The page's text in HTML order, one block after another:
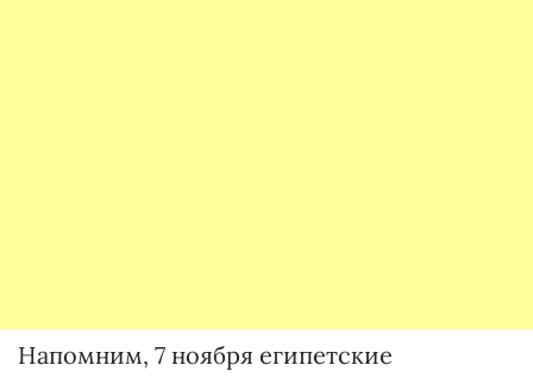
Напомним, 7 ноября египетские